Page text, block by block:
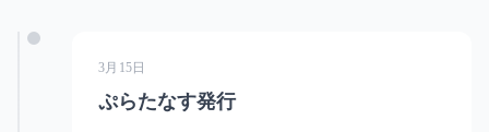
3月15日
ぷらたなす発行